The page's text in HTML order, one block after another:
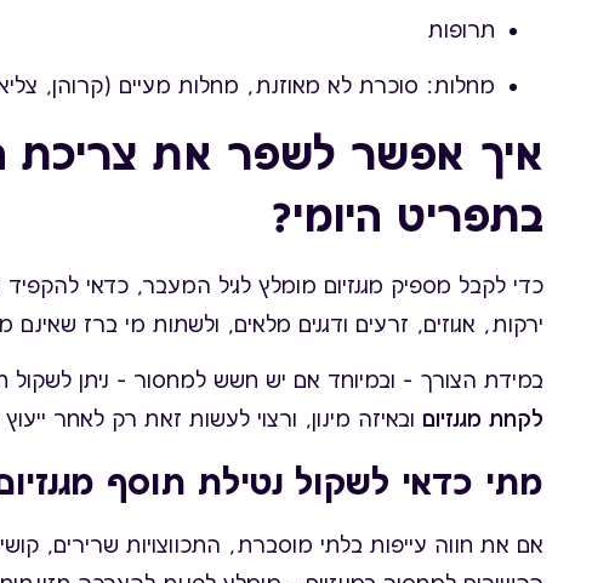
תרופות
מחלות: סוכרת לא מאוזנת, מחלות מעיים (קרוהן,
איך אפשר לשפר את צריכת
בתפריט היומי?
כדי לקבל מספיק מגנזיום מומלץ לגיל המעבר, כדאי להקפיד
ירקות, אגוזים, זרעים ודגנים מלאים, ולשתות מי ברז שאינם
במידת הצורך – ובמיוחד אם יש חשש למחסור – ניתן לשקול
לקחת מגנזיום ובאיזה מינון, ורצוי לעשות זאת רק לאחר
מתי כדאי לשקול נטילת תוסף
אם את חווה עייפות בלתי מוסברת, התכווצויות שרירים,